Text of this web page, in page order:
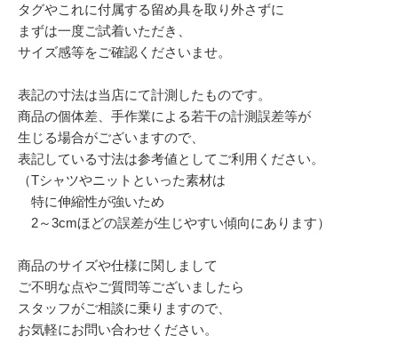
タグやこれに付属する留め具を取り外さずに
まずは一度ご試着いただき、
サイズ感等をご確認くださいませ。
表記の寸法は当店にて計測したものです。
商品の個体差、手作業による若干の計測誤差等が
生じる場合がございますので、
表記している寸法は参考値としてご利用ください。
（Tシャツやニットといった素材は
特に伸縮性が強いため
2～3cmほどの誤差が生じやすい傾向にあります）
商品のサイズや仕様に関しまして
ご不明な点やご質問等ございましたら
スタッフがご相談に乗りますので、
お気軽にお問い合わせください。